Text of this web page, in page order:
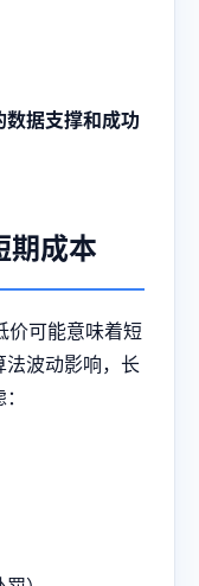
数据支撑和成功
期成本
价可能意味着短
法波动影响，长